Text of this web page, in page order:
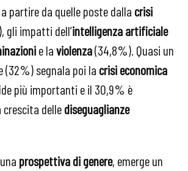
partire da quelle poste dalla crisi
gli impatti dell’intelligenza artificiale
e laviolenza(34,8%). Quasi un
(32%) segnala poi la crisi economica
più importanti e il 30,9% è
dellediseguaglianze
prospettiva di genere, emerge un